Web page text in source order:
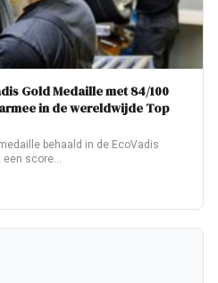
Gold Medaille met 84/100
in de wereldwijde Top
behaald in de EcoVadis
een score…